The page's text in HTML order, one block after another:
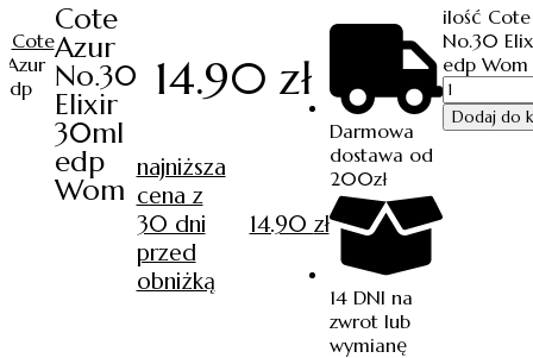
Cote
Cote
Azur
No.30
Elixir
30ml
edp
Wom
14.90 zł
najniższa
cena z
30 dni
przed
obniżką
14.90 zł
Darmowa
dostawa od
200zł
14 DNI na
zwrot lub
wymianę
ilość
No.30
edp Wom
Dodaj do